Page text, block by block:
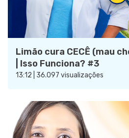
Limão cura CECÊ (mau
| Isso Funciona? #3
13:12 | 36.097 visualizações